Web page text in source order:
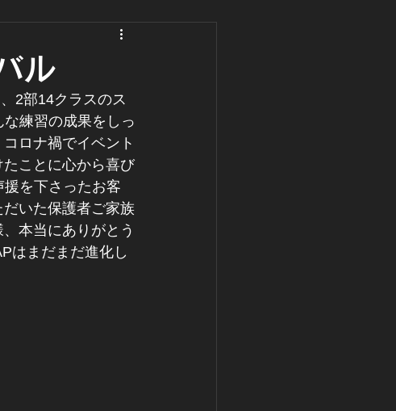
ル
2部14クラスのス
練習の成果をしっ
ロナ禍でイベント
ことに心から喜び
を下さったお客
いた保護者ご家族
本当にありがとう
はまだまだ進化し